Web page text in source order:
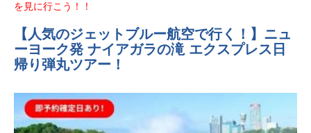
を見に行こう！！
【人気のジェットブルー航空で行く！】ニュ
ーヨーク発 ナイアガラの滝 エクスプレス日
帰り弾丸ツアー！